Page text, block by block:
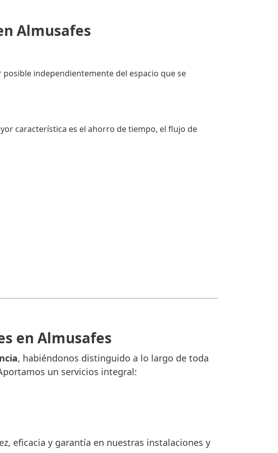
Almusafes
independientemente del espacio que se
característica es el ahorro de tiempo, el flujo de
en Almusafes
, habiéndonos distinguido a lo largo de toda
un servicios integral:
eficacia y garantía en nuestras instalaciones y